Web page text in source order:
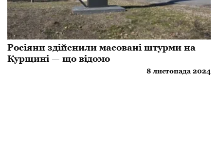
Росіяни здійснили масовані штурми на
Курщині — що відомо
8 листопада 2024